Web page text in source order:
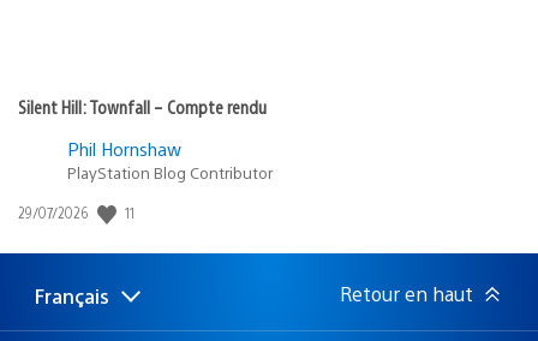
Silent Hill: Townfall – Compte rendu
Phil Hornshaw
PlayStation Blog Contributor
Date
publication
29/07/2026 11
Choisir
une
Région
actuelle
Français Retour en haut